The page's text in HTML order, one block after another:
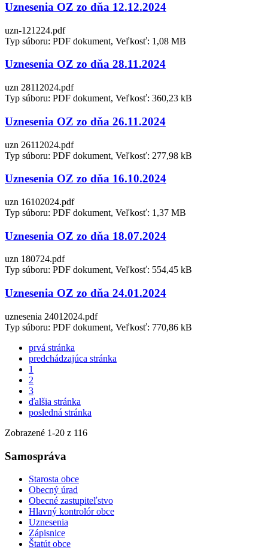
Uznesenia OZ zo dňa 12.12.2024
uzn-121224.pdf
Typ súboru: PDF dokument, Veľkosť: 1,08 MB
Uznesenia OZ zo dňa 28.11.2024
uzn 28112024.pdf
Typ súboru: PDF dokument, Veľkosť: 360,23 kB
Uznesenia OZ zo dňa 26.11.2024
uzn 26112024.pdf
Typ súboru: PDF dokument, Veľkosť: 277,98 kB
Uznesenia OZ zo dňa 16.10.2024
uzn 16102024.pdf
Typ súboru: PDF dokument, Veľkosť: 1,37 MB
Uznesenia OZ zo dňa 18.07.2024
uzn 180724.pdf
Typ súboru: PDF dokument, Veľkosť: 554,45 kB
Uznesenia OZ zo dňa 24.01.2024
uznesenia 24012024.pdf
Typ súboru: PDF dokument, Veľkosť: 770,86 kB
prvá stránka
predchádzajúca stránka
1
2
3
ďalšia stránka
posledná stránka
Zobrazené 1-20 z 116
Samospráva
Starosta obce
Obecný úrad
Obecné zastupiteľstvo
Hlavný kontrolór obce
Uznesenia
Zápisnice
Štatút obce